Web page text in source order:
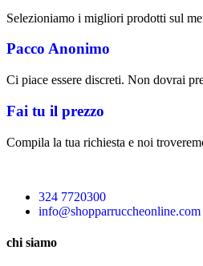
Selezioniamo i migliori prodotti sul
Pacco Anonimo
Ci piace essere discreti. Non dovrai
Fai tu il prezzo
Compila la tua richiesta e noi
324 7720300
info@shopparruccheonline.com
chi siamo